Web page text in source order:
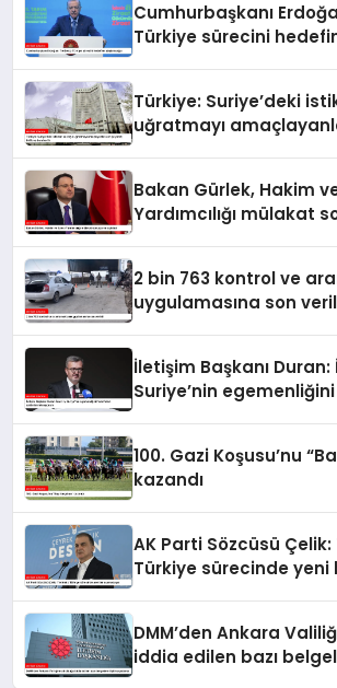
Cumhurbaşkanı
Türkiye sürecini
Türkiye: Suriye’deki
uğratmayı
Bakan Gürlek, Hakim
Yardımcılığı mülakat
2 bin 763 kontrol ve
uygulamasına son
İletişim Başkanı Duran:
Suriye’nin
100. Gazi Koşusu’nu
kazandı
AK Parti Sözcüsü Çelik:
Türkiye sürecinde yeni
DMM’den Ankara
iddia edilen bazı